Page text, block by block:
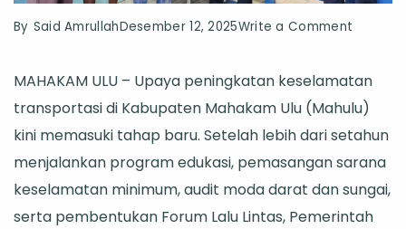
By Said AmrullahDesember 12, 2025Write a Comment
Ulu
Perkuat
untuk
MAHAKAM ULU – Upaya peningkatan keselamatan
transportasi di Kabupaten Mahakam Ulu (Mahulu)
kini memasuki tahap baru. Setelah lebih dari setahun
menjalankan program edukasi, pemasangan sarana
keselamatan minimum, audit moda darat dan sungai,
serta pembentukan Forum Lalu Lintas, Pemerintah